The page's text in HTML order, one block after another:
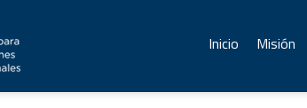
Inicio Misión